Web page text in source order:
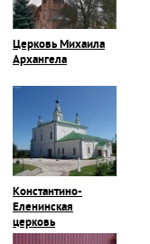
Церковь Михаила
Архангела
Константино-
Еленинская
церковь